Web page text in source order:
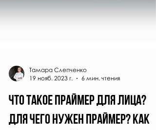
19 нояб. 2023 г.
6 мин. чтения
ЧТО ТАКОЕ ПРАЙМЕР ДЛЯ ЛИЦА?